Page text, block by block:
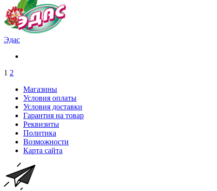
Эдас
1 2
Магазины
Условия оплаты
Условия доставки
Гарантия на товар
Реквизиты
Политика
Возможности
Карта сайта